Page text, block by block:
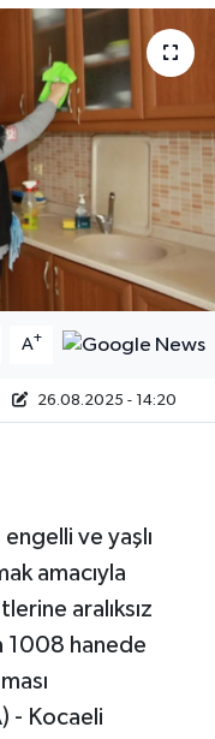
A+
26.08.2025 - 14:20
ve yaşlı
amacıyla
aralıksız
1008 hanede
- Kocaeli